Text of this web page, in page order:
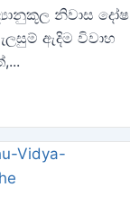
නිවාස දෝෂ
ඇදිම විවාහ